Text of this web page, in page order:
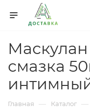
Маскулан
смазка
Главная — Каталог —